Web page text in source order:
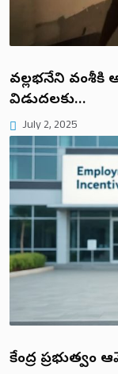
వల్లభనేని వంశీకి
విడుదలకు…
July 2, 2025
కేంద్ర ప్రభుత్వం